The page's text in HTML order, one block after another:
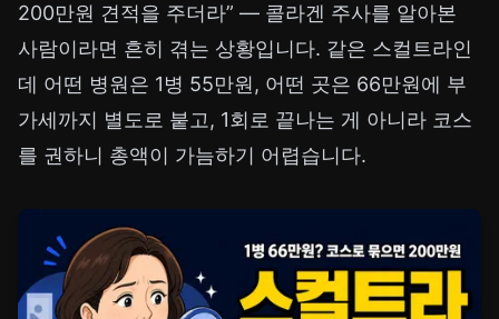
200만원 견적을 주더라” — 콜라겐 주사를 알아본
사람이라면 흔히 겪는 상황입니다. 같은 스컬트라인
데 어떤 병원은 1병 55만원, 어떤 곳은 66만원에 부
가세까지 별도로 붙고, 1회로 끝나는 게 아니라 코스
를 권하니 총액이 가늠하기 어렵습니다.